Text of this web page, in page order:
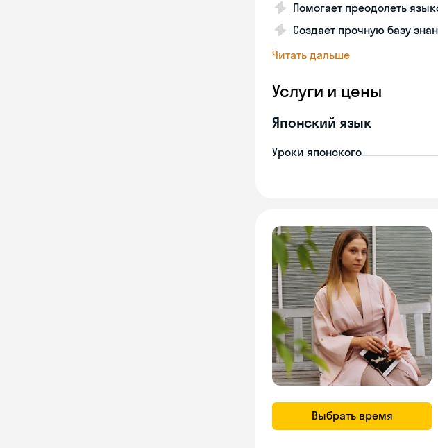
Помогает преодолеть
Создает прочную базу
Читать дальше
Услуги и цены
Японский язык
Уроки японского
Выбрать время